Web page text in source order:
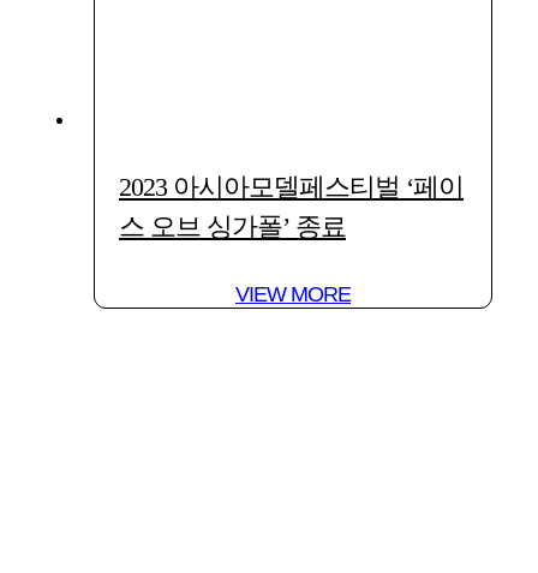
2023 아시아모델페스티벌 ‘페이
스 오브 싱가폴’ 종료
VIEW MORE